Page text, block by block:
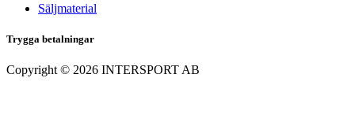
Säljmaterial
Trygga betalningar
Copyright © 2026 INTERSPORT AB